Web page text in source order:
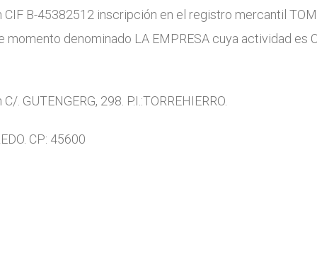
B-45382512 inscripción en el registro mercantil
denominado LA EMPRESA cuya actividad es
298. P.I.:TORREHIERRO.
CP: 45600